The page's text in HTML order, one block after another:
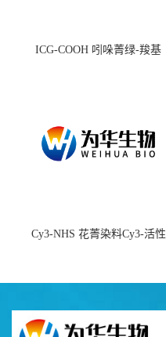
ICG-COOH 吲哚菁绿-羧基
Cy3-NHS 花菁染料Cy3-活性